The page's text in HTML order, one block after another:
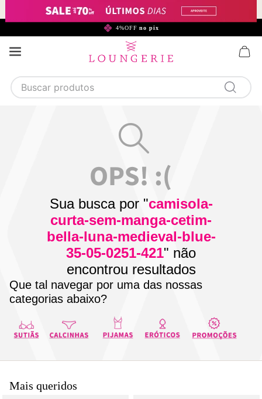
4%OFF no pix
Buscar produtos
Sua busca por "camisola-
curta-sem-manga-cetim-
bella-luna-medieval-blue-
35-05-0251-421" não
encontrou resultados
Que tal navegar por uma das nossas
categorias abaixo?
Mais queridos
1
2
3 camisola
calcinha algodão
5 sutiã calcinha
algodão
renda
8 pijama